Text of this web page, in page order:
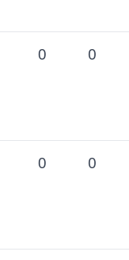
0 0
0 0